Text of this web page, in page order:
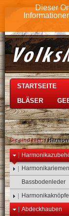
Dieser
STARTSEITE
BLÄSER
Sie sind hier:/
Harmonikariemen
Bassbodenleder
Harmonikaknöpfe
Abdeckhauben